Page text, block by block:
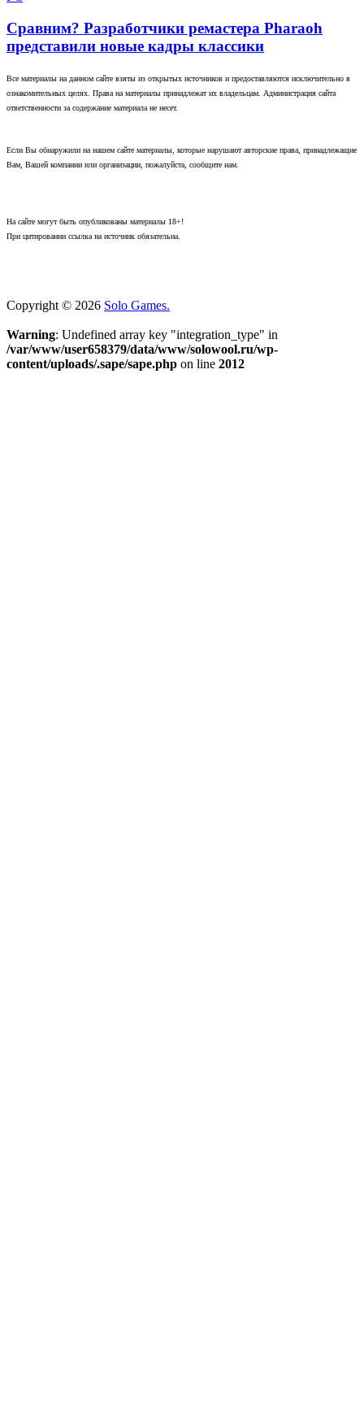
Сравним? Разработчики ремастера Pharaoh
представили новые кадры классики
Все материалы на данном сайте взяты из открытых источников и предоставляются исключительно в
ознакомительных целях. Права на материалы принадлежат их владельцам. Администрация сайта
ответственности за содержание материала не несет.
Если Вы обнаружили на нашем сайте материалы, которые нарушают авторские права, принадлежащие
Вам, Вашей компании или организации, пожалуйста, сообщите нам.
На сайте могут быть опубликованы материалы 18+!
При цитировании ссылка на источник обязательна.
Copyright © 2026 Solo Games.
Warning: Undefined array key "integration_type" in
/var/www/user658379/data/www/solowool.ru/wp-
content/uploads/.sape/sape.php on line 2012